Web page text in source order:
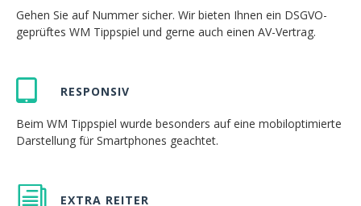
Gehen Sie auf Nummer sicher. Wir bieten Ihnen ein DSGVO-
geprüftes WM Tippspiel und gerne auch einen AV-Vertrag.
RESPONSIV
Beim WM Tippspiel wurde besonders auf eine mobiloptimierte
Darstellung für Smartphones geachtet.
EXTRA REITER